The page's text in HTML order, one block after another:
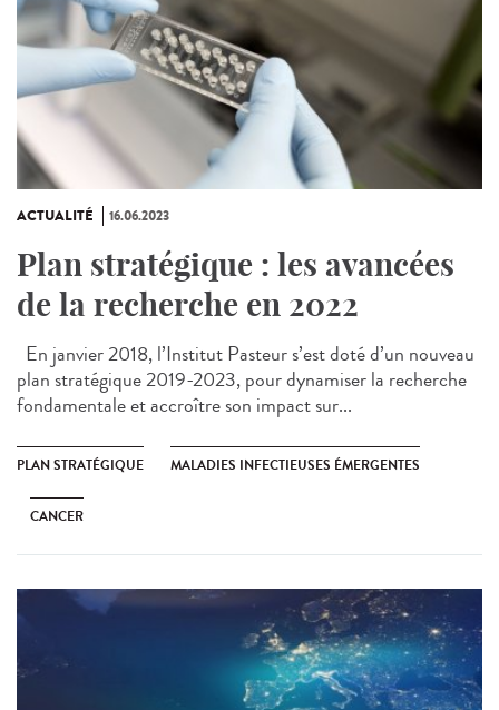
ACTUALITÉ 16.06.2023
Plan stratégique : les avancées
de la recherche en 2022
En janvier 2018, l’Institut Pasteur s’est doté d’un nouveau
plan stratégique 2019-2023, pour dynamiser la recherche
fondamentale et accroître son impact sur...
PLAN STRATÉGIQUE MALADIES INFECTIEUSES ÉMERGENTES
CANCER